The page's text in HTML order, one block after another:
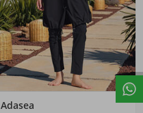
Adasea